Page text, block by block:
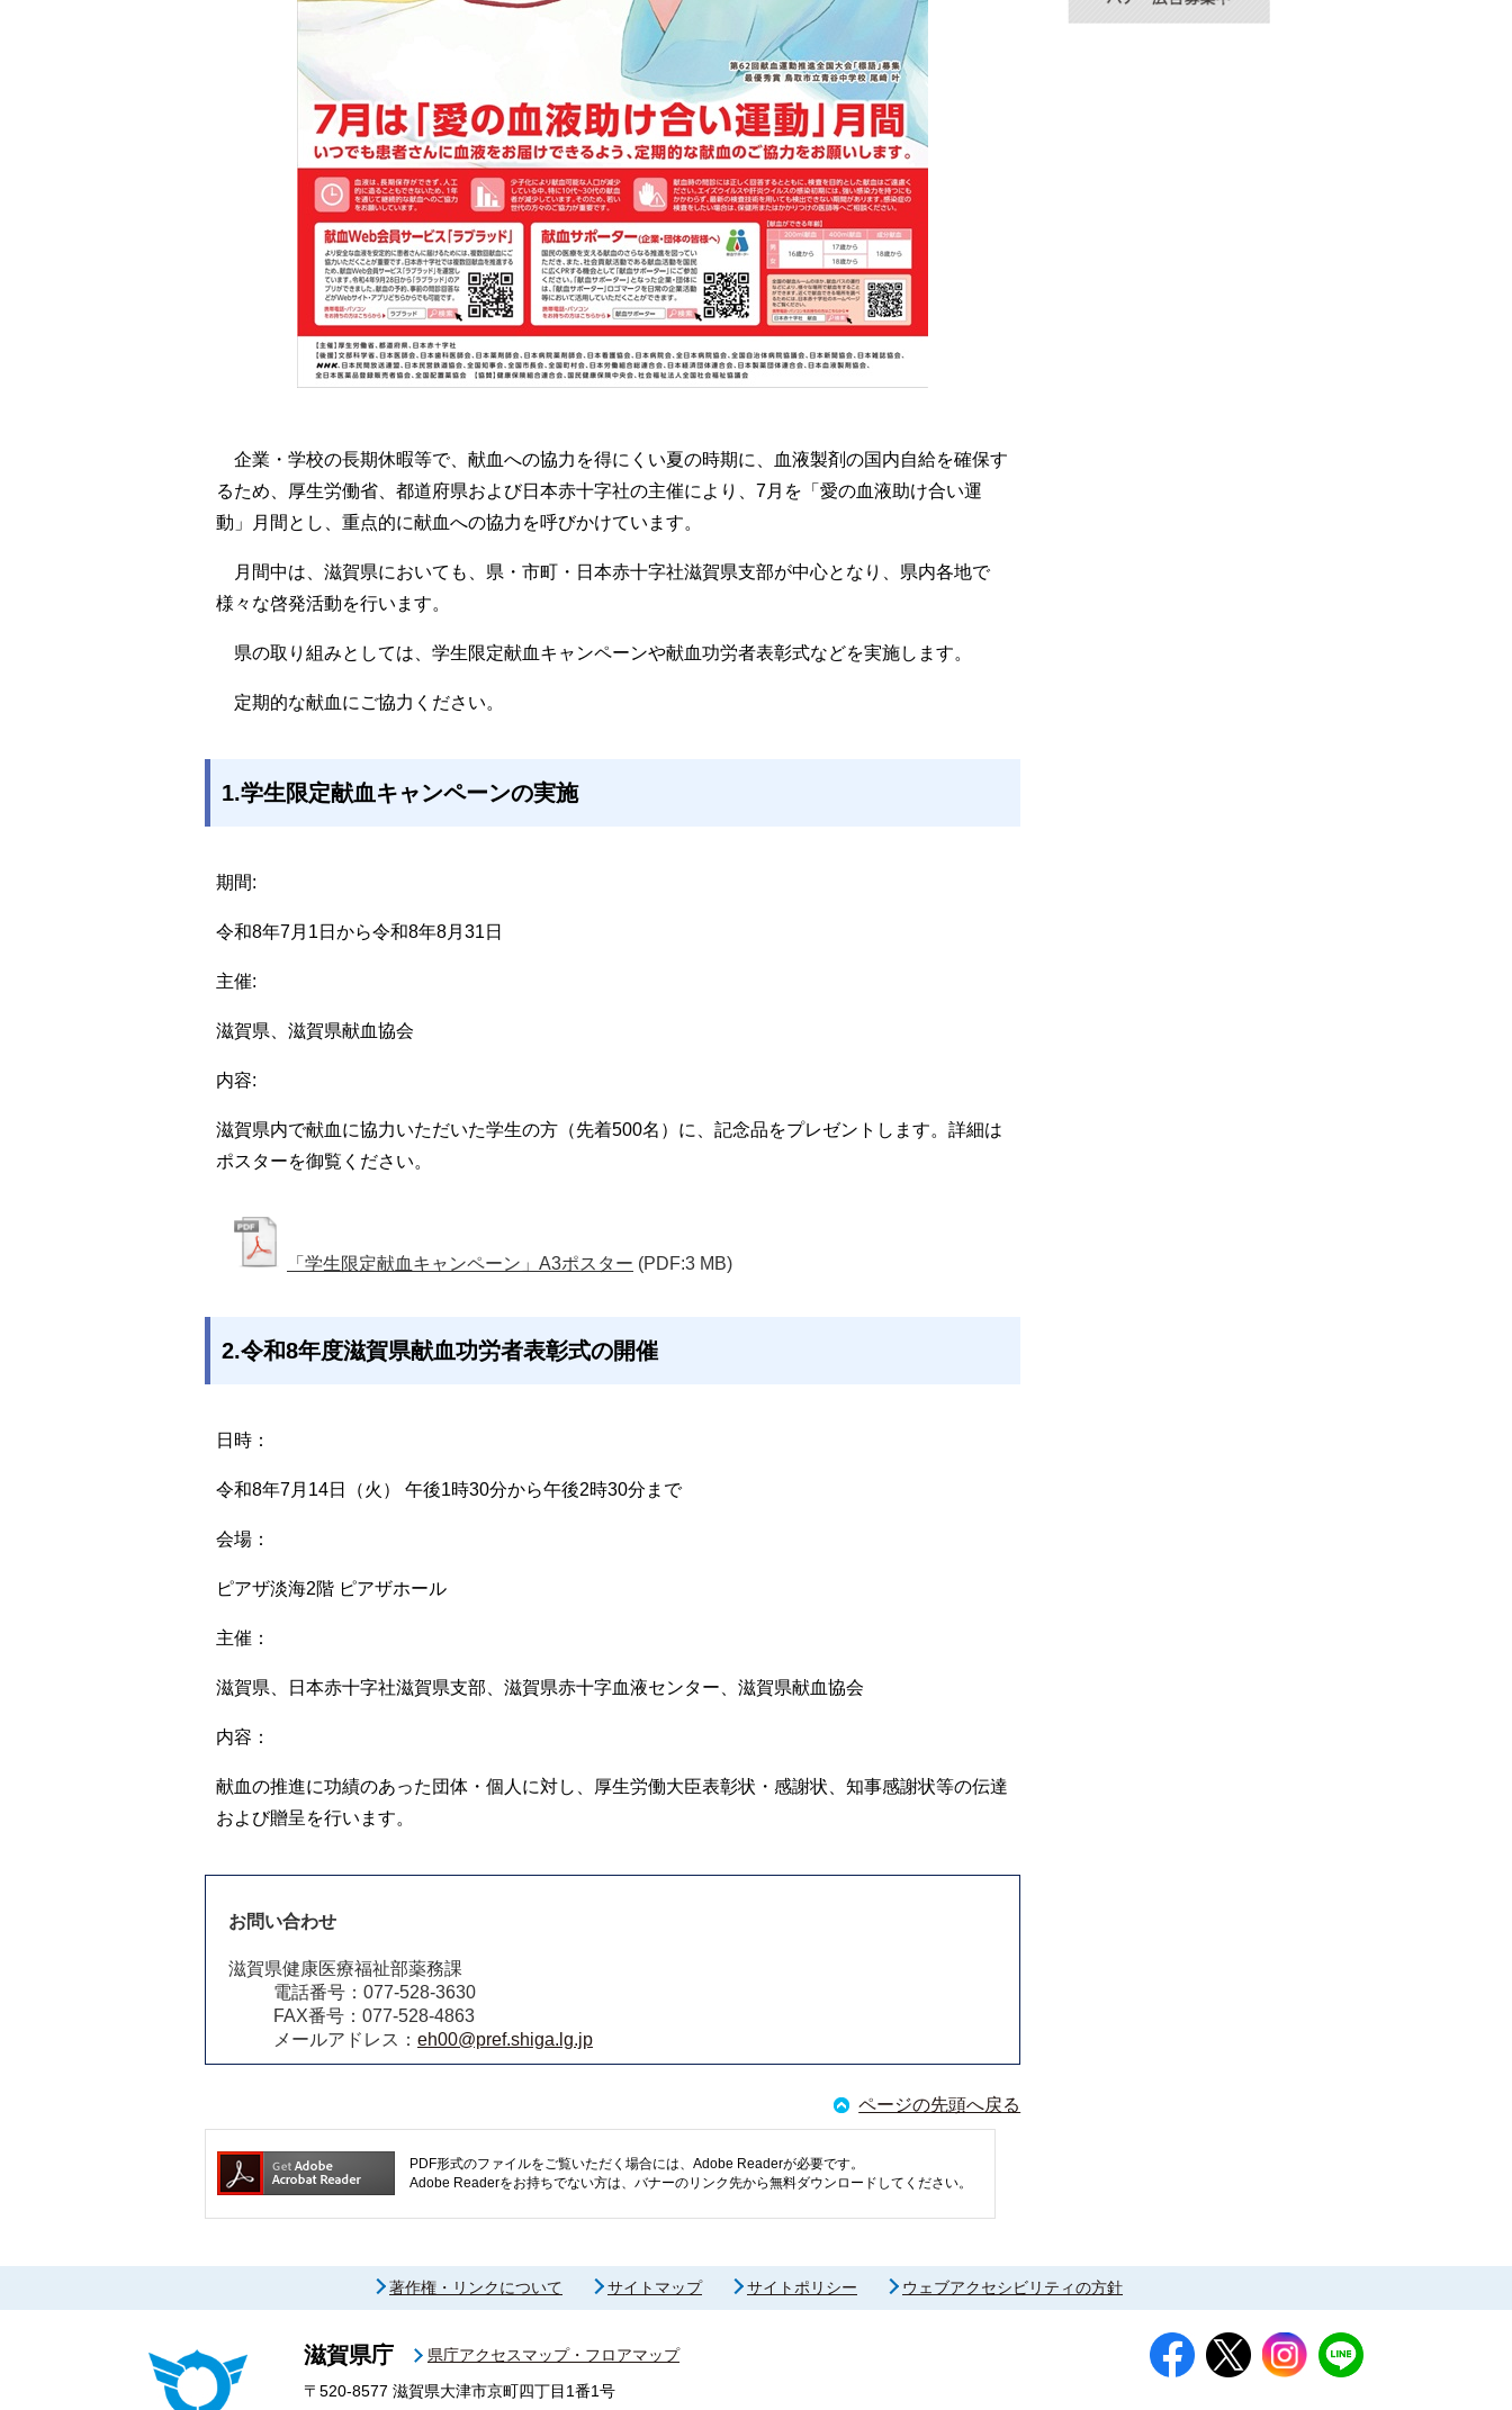
企業・学校の長期休暇等で、献血への協力を得にくい夏の時期に、血液製剤の国内自給を確保す
るため、厚生労働省、都道府県および日本赤十字社の主催により、7月を「愛の血液助け合い運
動」月間とし、重点的に献血への協力を呼びかけています。
月間中は、滋賀県においても、県・市町・日本赤十字社滋賀県支部が中心となり、県内各地で
様々な啓発活動を行います。
県の取り組みとしては、学生限定献血キャンペーンや献血功労者表彰式などを実施します。
定期的な献血にご協力ください。
1.学生限定献血キャンペーンの実施
期間:
令和8年7月1日から令和8年8月31日
主催:
滋賀県、滋賀県献血協会
内容:
滋賀県内で献血に協力いただいた学生の方（先着500名）に、記念品をプレゼントします。詳細は
ポスターを御覧ください。
「学生限定献血キャンペーン」A3ポスター (PDF:3 MB)
2.令和8年度滋賀県献血功労者表彰式の開催
日時：
令和8年7月14日（火） 午後1時30分から午後2時30分まで
会場：
ピアザ淡海2階 ピアザホール
主催：
滋賀県、日本赤十字社滋賀県支部、滋賀県赤十字血液センター、滋賀県献血協会
内容：
献血の推進に功績のあった団体・個人に対し、厚生労働大臣表彰状・感謝状、知事感謝状等の伝達
および贈呈を行います。
お問い合わせ
滋賀県健康医療福祉部薬務課
電話番号：077-528-3630
FAX番号：077-528-4863
メールアドレス： eh00@pref.shiga.lg.jp
ページの先頭へ戻る
PDF形式のファイルをご覧いただく場合には、Adobe Readerが必要です。
Adobe Readerをお持ちでない方は、バナーのリンク先から無料ダウンロードしてください。
著作権・リンクについて サイトマップ サイトポリシー ウェブアクセシビリティの方針
滋賀県庁
県庁アクセスマップ・フロアマップ
〒520-8577 滋賀県大津市京町四丁目1番1号